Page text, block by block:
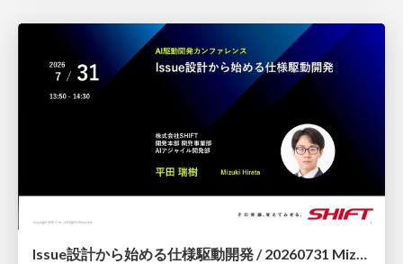
Issue設計から始める仕様駆動開発 / 20260731 Mizuki Hirata